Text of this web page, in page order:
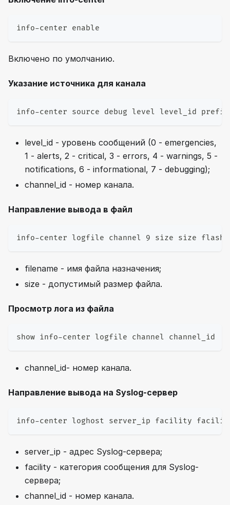
info-center enable
Включено по умолчанию.
Указание источника для канала
info-center source debug level level_id prefix
level_id - уровень сообщений (0 - emergencies,
1 - alerts, 2 - critical, 3 - errors, 4 - warnings, 5 -
notifications, 6 - informational, 7 - debugging);
channel_id - номер канала.
Направление вывода в файл
info-center logfile channel 9 size size flash
filename - имя файла назначения;
size - допустимый размер файла.
Просмотр лога из файла
show info-center logfile channel channel_id
channel_id- номер канала.
Направление вывода на Syslog-сервер
info-center loghost server_ip facility facility
server_ip - адрес Syslog-сервера;
facility - категория сообщения для Syslog-
сервера;
channel_id - номер канала.